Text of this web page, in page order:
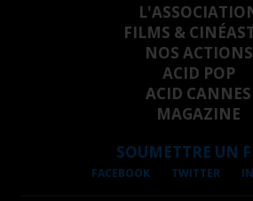
FILMS &
NOS ACTIONS
ACID POP
ACID CANNES
MAGAZINE
SOUMETTRE UN
FACEBOOK TWITTER